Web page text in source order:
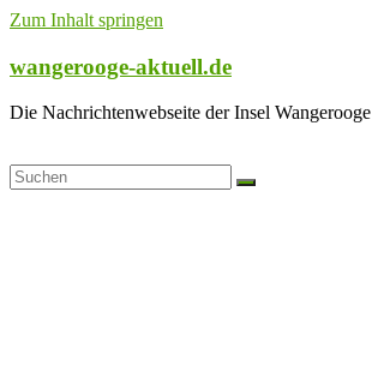
Zum Inhalt springen
wangerooge-aktuell.de
Die Nachrichtenwebseite der Insel Wangerooge